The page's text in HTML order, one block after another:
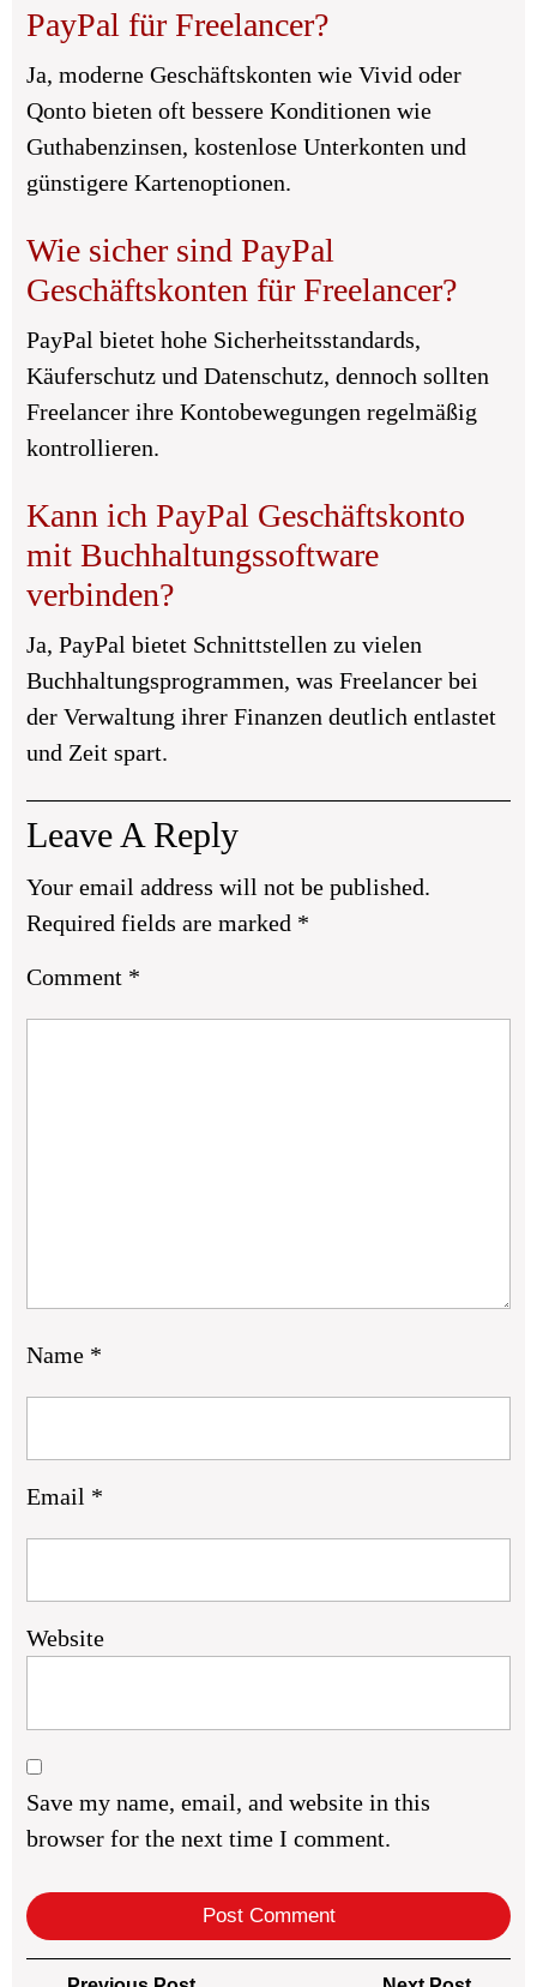
PayPal für Freelancer?
Ja, moderne Geschäftskonten wie Vivid oder
Qonto bieten oft bessere Konditionen wie
Guthabenzinsen, kostenlose Unterkonten und
günstigere Kartenoptionen.
Wie sicher sind PayPal
Geschäftskonten für Freelancer?
PayPal bietet hohe Sicherheitsstandards,
Käuferschutz und Datenschutz, dennoch sollten
Freelancer ihre Kontobewegungen regelmäßig
kontrollieren.
Kann ich PayPal Geschäftskonto
mit Buchhaltungssoftware
verbinden?
Ja, PayPal bietet Schnittstellen zu vielen
Buchhaltungsprogrammen, was Freelancer bei
der Verwaltung ihrer Finanzen deutlich entlastet
und Zeit spart.
Leave A Reply
Your email address will not be published.
Required fields are marked *
Comment *
Name *
Email *
Website
Save my name, email, and website in this
browser for the next time I comment.
Post Previous